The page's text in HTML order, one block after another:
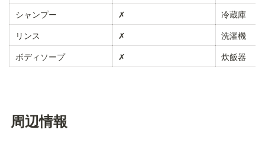
シャンプー
✗
冷蔵庫
リンス
✗
洗濯機
ボディソープ
✗ 炊飯器
周辺情報